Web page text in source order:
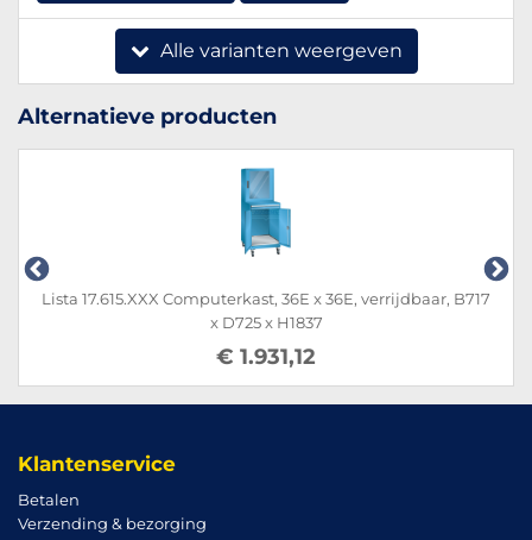
Alle varianten weergeven
Alternatieve producten
Lista 17.615.XXX Computerkast, 36E x 36E, verrijdbaar, B717
x D725 x H1837
€ 1.931,12
Klantenservice
Betalen
Verzending & bezorging